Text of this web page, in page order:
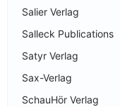
Salier Verlag
Salleck Publications
Satyr Verlag
Sax-Verlag
SchauHör Verlag